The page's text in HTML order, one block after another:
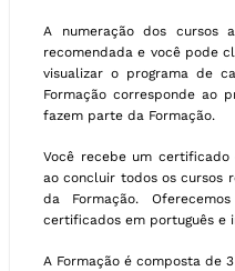
A numeração dos cursos
recomendada e você pode
visualizar o programa de
Formação corresponde ao
fazem parte da Formação.
Você recebe um
ao concluir todos os cursos
da Formação.
certificados em português e
A Formação é composta de